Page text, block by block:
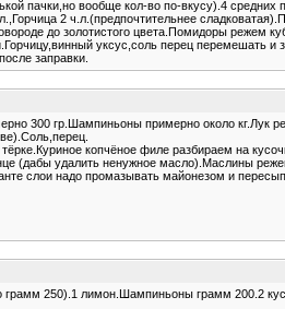
пачки,но вообще кол-во по-вкусу).4
2 ч.л.(предпочтительнее
до золотистого цвета.Помидоры режем
уксус,соль перец перемешать и
заправки.
300 гр.Шампиньоны примерно около кг.Лук
копчёное филе разбираем на
(дабы удалить ненужное масло).Маслины
слои надо промазывать майонезом и
250).1 лимон.Шампиньоны грамм 200.2